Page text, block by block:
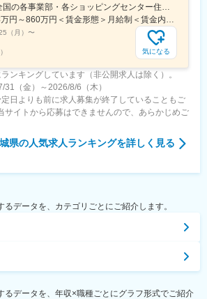
（月） 〜
気になる
ンキングしています（非公開求人は除く）。
（金）～2026/8/6（木）
日よりも前に求人募集が終了していることもご
サイトから応募はできませんので、あらかじめご
県の人気求人ランキングを詳しく見る
データを、カテゴリごとにご紹介します。
るデータを、年収×職種ごとにグラフ形式でご紹介